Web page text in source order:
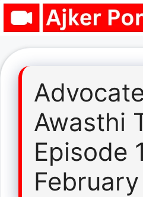
Skip
Awasthi
Episode